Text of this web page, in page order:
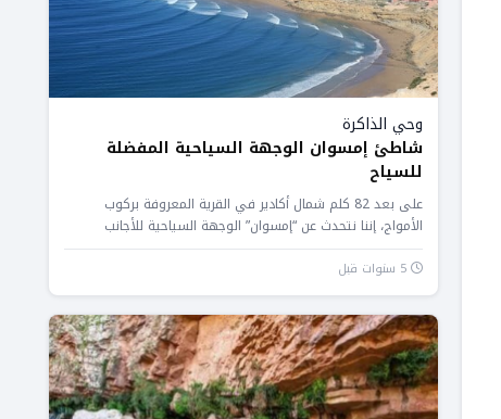
وحي الذاكرة
شاطئ إمسوان الوجهة السياحية المفضلة
للسياح
على بعد 82 كلم شمال أكادير في القرية المعروفة بركوب
الأمواج، إننا نتحدث عن “إمسوان” الوجهة السياحية للأجانب
والمغاربة، حيث...